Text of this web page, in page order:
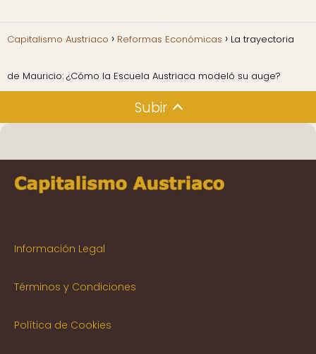
Capitalismo Austriaco Reformas Económicas La trayectoria
de Mauricio: ¿Cómo la Escuela Austriaca modeló su auge?
Subir
Información Legal
Términos y Condiciones
Política de Cookies